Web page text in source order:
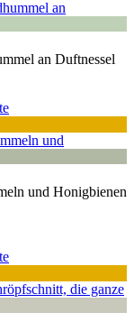
an Duftnessel
und Honigbienen